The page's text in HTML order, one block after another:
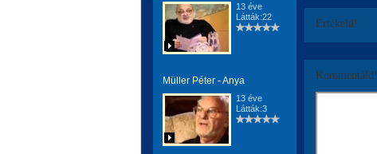
13 éve
Látták:22
Müller Péter - Anya
13 éve
Látták:3
Értékeld!
Kommentáld!